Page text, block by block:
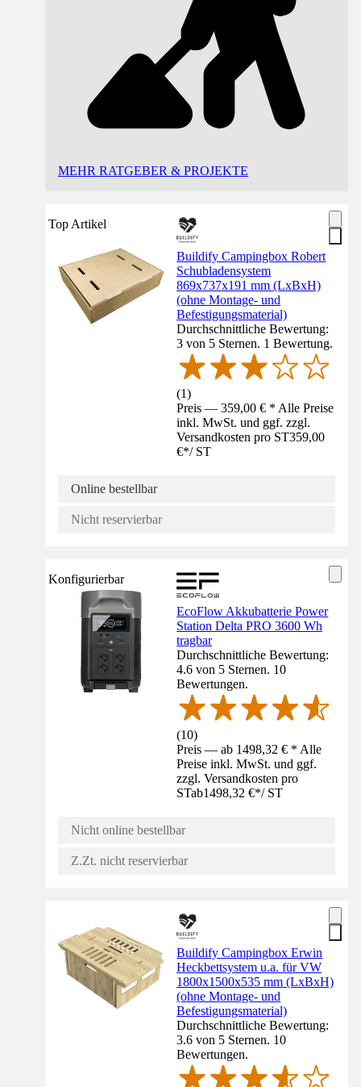
MEHR RATGEBER & PROJEKTE
Top Artikel
Buildify Campingbox Robert
Schubladensystem
869x737x191 mm (LxBxH)
(ohne Montage- und
Befestigungsmaterial)
Durchschnittliche Bewertung:
3 von 5 Sternen. 1 Bewertung.
(1)
Preis — 359,00 € * Alle Preise
inkl. MwSt. und ggf. zzgl.
Versandkosten pro ST359,00
€*/ ST
Online bestellbar
Nicht reservierbar
Konfigurierbar
EcoFlow Akkubatterie Power
Station Delta PRO 3600 Wh
tragbar
Durchschnittliche Bewertung:
4.6 von 5 Sternen. 10
Bewertungen.
(10)
Preis — ab 1498,32 € * Alle
Preise inkl. MwSt. und ggf.
zzgl. Versandkosten pro
STab1498,32 €*/ ST
Nicht online bestellbar
Z.Zt. nicht reservierbar
Buildify Campingbox Erwin
Heckbettsystem u.a. für VW
1800x1500x535 mm (LxBxH)
(ohne Montage- und
Befestigungsmaterial)
Durchschnittliche Bewertung:
3.6 von 5 Sternen. 10
Bewertungen.